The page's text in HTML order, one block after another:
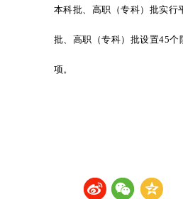
本科批、高职（专科）批实行
批、高职（专科）批设置45
项。